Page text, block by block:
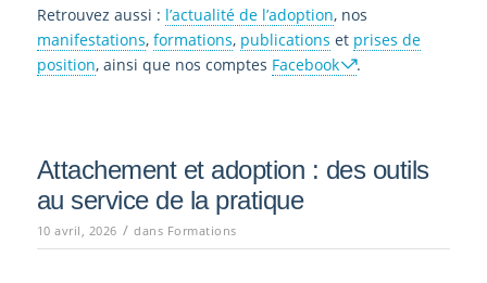
Retrouvez aussi : l’actualité de l’adoption, nos
manifestations, formations, publications et prises de
position, ainsi que nos comptes Facebook .
Attachement et adoption : des outils
au service de la pratique
10 avril, 2026 / dans Formations